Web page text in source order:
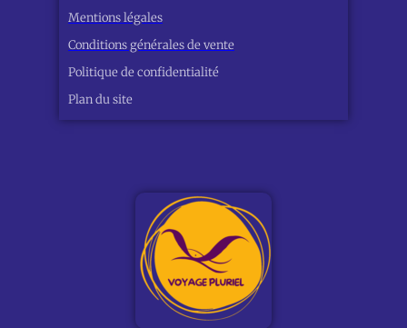
Mentions légales
Conditions générales de vente
Politique de confidentialité
Plan du site